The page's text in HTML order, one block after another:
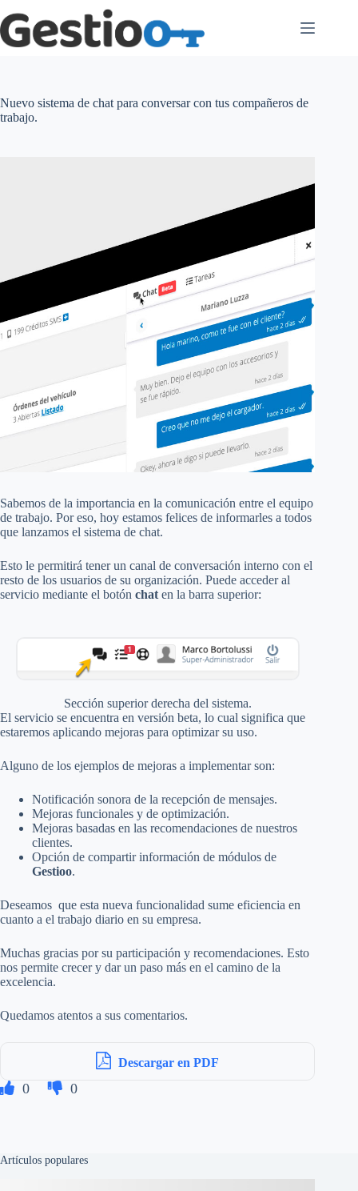
al
contenido
Nuevo sistema de chat para conversar con tus compañeros de
trabajo.
Sabemos de la importancia en la comunicación entre el equipo
de trabajo. Por eso, hoy estamos felices de informarles a todos
que lanzamos el sistema de chat.
Esto le permitirá tener un canal de conversación interno con el
resto de los usuarios de su organización. Puede acceder al
servicio mediante el botón chat en la barra superior:
Sección superior derecha del sistema.
El servicio se encuentra en versión beta, lo cual significa que
estaremos aplicando mejoras para optimizar su uso.
Alguno de los ejemplos de mejoras a implementar son:
Notificación sonora de la recepción de mensajes.
Mejoras funcionales y de optimización.
Mejoras basadas en las recomendaciones de nuestros
clientes.
Opción de compartir información de módulos de
Gestioo.
Deseamos que esta nueva funcionalidad sume eficiencia en
cuanto a el trabajo diario en su empresa.
Muchas gracias por su participación y recomendaciones. Esto
nos permite crecer y dar un paso más en el camino de la
excelencia.
Quedamos atentos a sus comentarios.
Descargar en PDF
0 0
Artículos populares